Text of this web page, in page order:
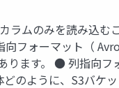
ムのみを読み込む
フォーマット（
ります。 ● 列指向
のように、S3バケ